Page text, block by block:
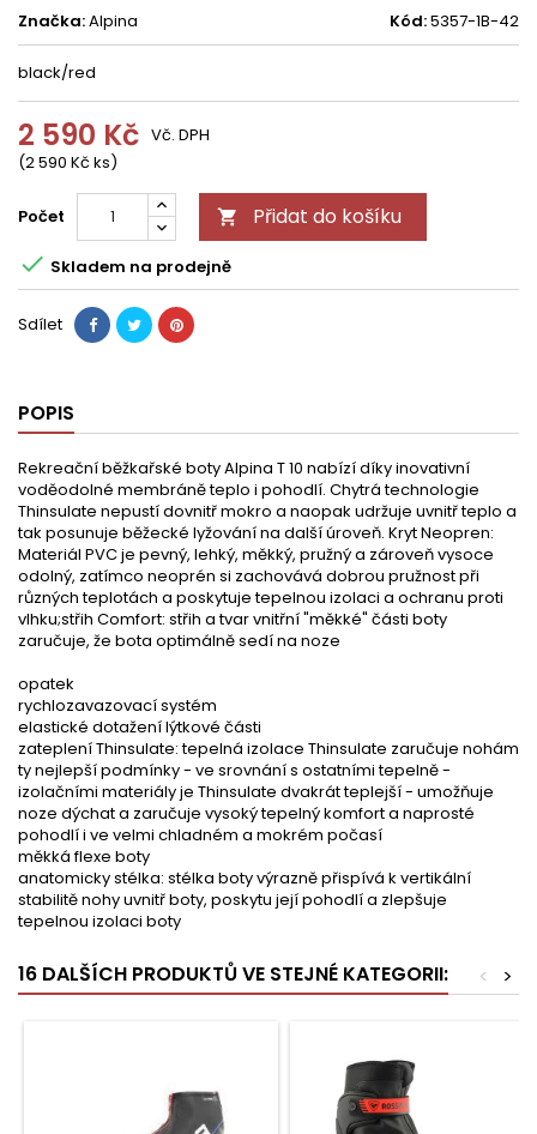
Značka:Alpina Kód:5357-1B-42
black/red
2 590 Kč
(2 590 Kč ks)
Vč. DPH
Počet  Přidat do košíku
 Skladem na prodejně
Sdílet
POPIS
Rekreační běžkařské boty Alpina T 10 nabízí díky inovativní
voděodolné membráně teplo i pohodlí. Chytrá technologie
Thinsulate nepustí dovnitř mokro a naopak udržuje uvnitř teplo a
tak posunuje běžecké lyžování na další úroveň. Kryt Neopren:
Materiál PVC je pevný, lehký, měkký, pružný a zároveň vysoce
odolný, zatímco neoprén si zachovává dobrou pružnost při
různých teplotách a poskytuje tepelnou izolaci a ochranu proti
vlhku;střih Comfort: střih a tvar vnitřní "měkké" části boty
zaručuje, že bota optimálně sedí na noze
opatek
rychlozavazovací systém
elastické dotažení lýtkové části
zateplení Thinsulate: tepelná izolace Thinsulate zaručuje nohám
ty nejlepší podmínky - ve srovnání s ostatními tepelně -
izolačními materiály je Thinsulate dvakrát teplejší - umožňuje
noze dýchat a zaručuje vysoký tepelný komfort a naprosté
pohodlí i ve velmi chladném a mokrém počasí
měkká flexe boty
anatomicky stélka: stélka boty výrazně přispívá k vertikální
stabilitě nohy uvnitř boty, poskytu její pohodlí a zlepšuje
tepelnou izolaci boty
16 DALŠÍCH PRODUKTŮ VE STEJNÉ KATEGORII: >
<